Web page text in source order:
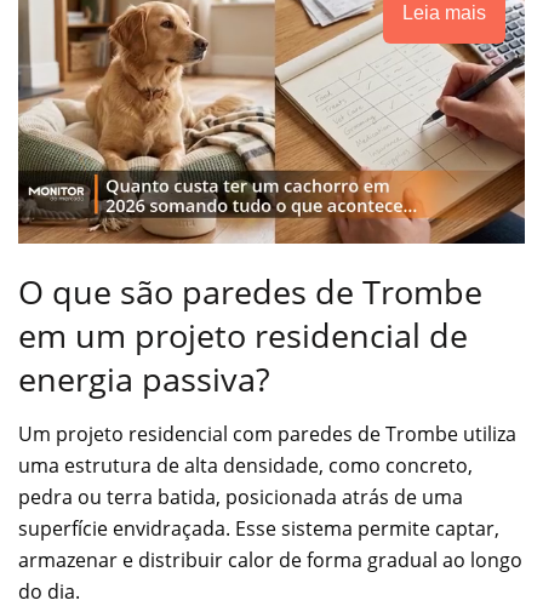
Leia mais
O que são paredes de Trombe
em um projeto residencial de
energia passiva?
Um projeto residencial com paredes de Trombe utiliza
uma estrutura de alta densidade, como concreto,
pedra ou terra batida, posicionada atrás de uma
superfície envidraçada. Esse sistema permite captar,
armazenar e distribuir calor de forma gradual ao longo
do dia.